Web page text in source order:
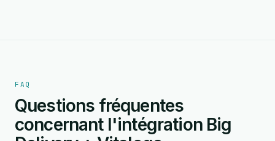
FAQ
Questions fréquentes
concernant l'intégration Big